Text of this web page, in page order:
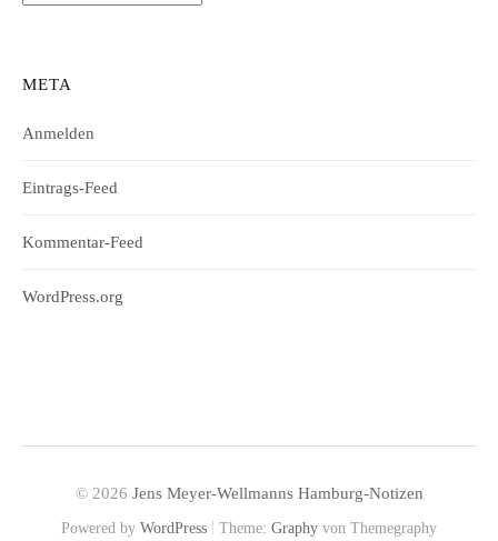
META
Anmelden
Eintrags-Feed
Kommentar-Feed
WordPress.org
© 2026 Jens Meyer-Wellmanns Hamburg-Notizen
Powered by WordPress | Theme: Graphy von Themegraphy